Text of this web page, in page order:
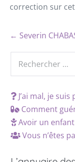
correction sur
← Severin
J’ai mal, je
Comment
Avoir un enfant
Vous n’êtes